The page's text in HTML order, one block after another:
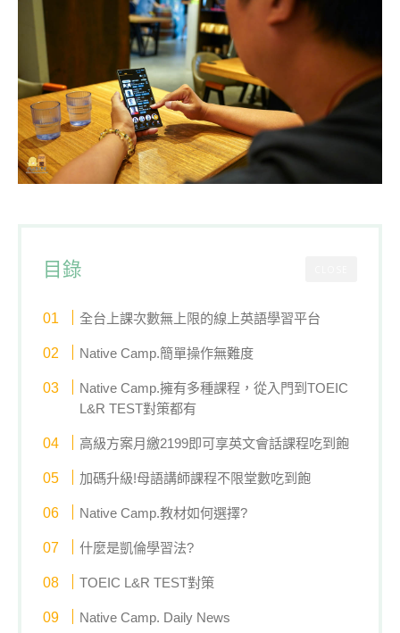
目錄
全台上課次數無上限的線上英語學習平台
Native Camp.簡單操作無難度
Native Camp.擁有多種課程，從入門到TOEIC
L&R TEST對策都有
高級方案月繳2199即可享英文會話課程吃到飽
加碼升級!母語講師課程不限堂數吃到飽
Native Camp.教材如何選擇?
什麼是凱倫學習法?
TOEIC L&R TEST對策
Native Camp. Daily News